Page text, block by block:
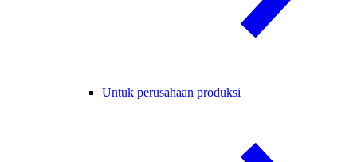
Untuk perusahaan produksi